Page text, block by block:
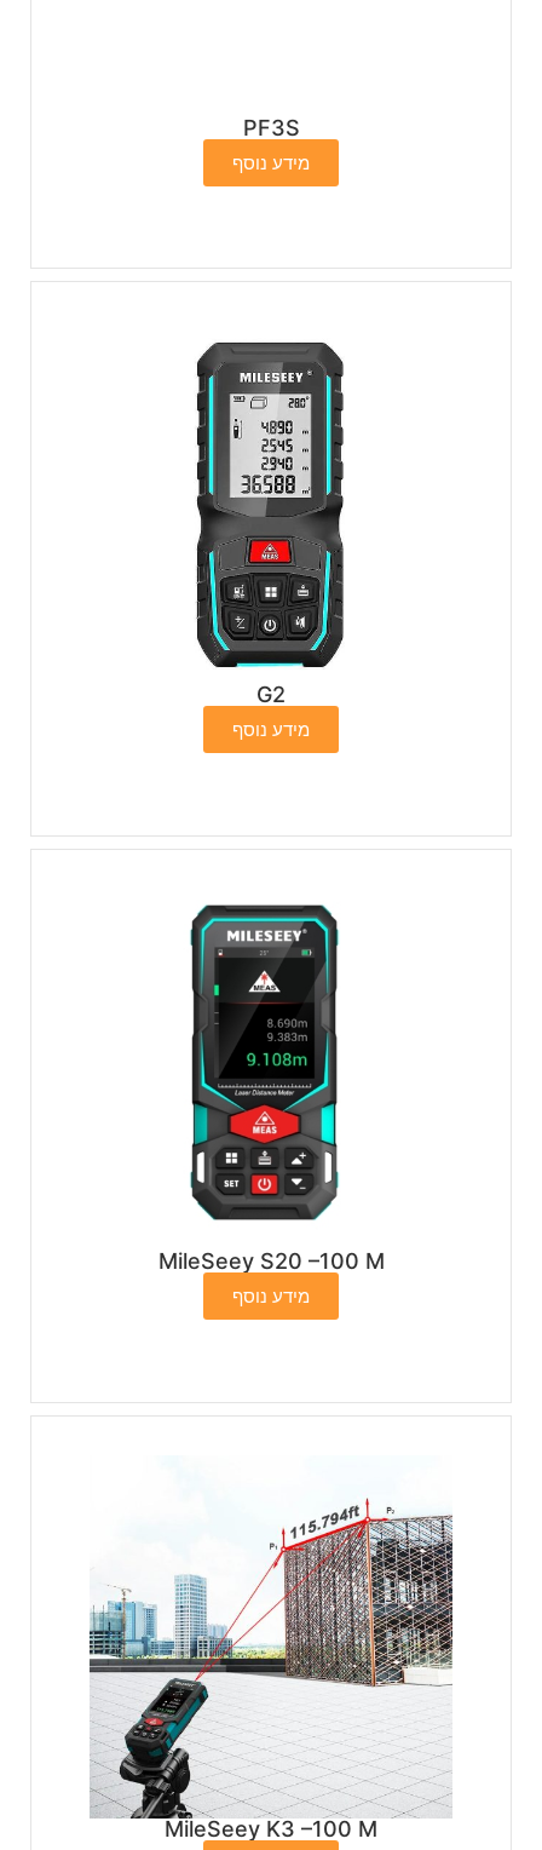
PF3S
מידע נוסף
G2
מידע נוסף
MileSeey S20 –100 M
מידע נוסף
MileSeey K3 –100 M